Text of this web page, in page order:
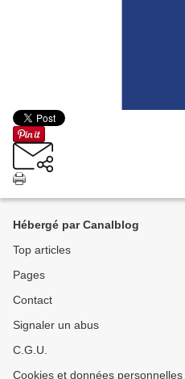
Hébergé par Canalblog
Top articles
Pages
Contact
Signaler un abus
C.G.U.
Cookies et données personnelles